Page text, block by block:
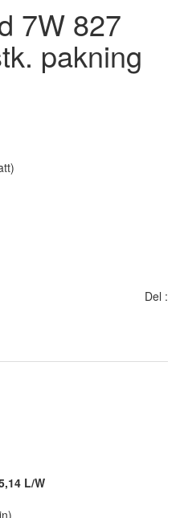
7W 827
pakning
Del :
L/W